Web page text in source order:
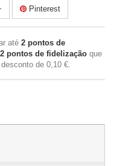
Pinterest
até 2 pontos de
2 pontos de fidelização que
de 0,10 €.